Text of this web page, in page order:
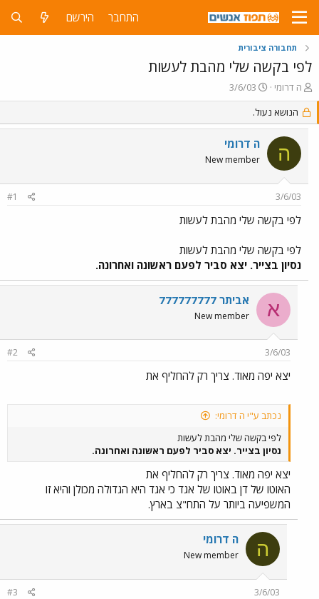
התחבר הירשם
תחבורה ציבורית
לפי בקשה שלי מהבת לעשות
פ
ו
ת
ח
נ
ה דרומי
פ
ו
ר
ס
ם
ב
ת
ך
3/6/03
הנושא נעול.
ה ה דרומי
New member
3/6/03
#1
לפי בקשה שלי מהבת לעשות
לפי בקשה שלי מהבת לעשות
נסיון בצייר. יצא סביר לפעם ראשונה ואחרונה.
א אביתר 777777777
New member
3/6/03
#2
יצא יפה מאוד. צריך רק להחליף את
נכתב ע"י ה דרומי:
לפי בקשה שלי מהבת לעשות
נסיון בצייר. יצא סביר לפעם ראשונה ואחרונה.
יצא יפה מאוד. צריך רק להחליף את
האוטו של דן באוטו של אגד כי אגד היא הגדולה מכולן והיא זו
המשפיעה ביותר על התח"צ בארץ.
ה ה דרומי
New member
3/6/03
#3